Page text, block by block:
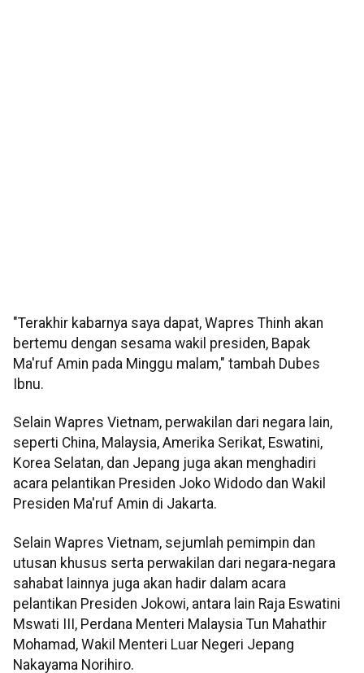
"Terakhir kabarnya saya dapat, Wapres Thinh akan
bertemu dengan sesama wakil presiden, Bapak
Ma'ruf Amin pada Minggu malam," tambah Dubes
Ibnu.
Selain Wapres Vietnam, perwakilan dari negara lain,
seperti China, Malaysia, Amerika Serikat, Eswatini,
Korea Selatan, dan Jepang juga akan menghadiri
acara pelantikan Presiden Joko Widodo dan Wakil
Presiden Ma'ruf Amin di Jakarta.
Selain Wapres Vietnam, sejumlah pemimpin dan
utusan khusus serta perwakilan dari negara-negara
sahabat lainnya juga akan hadir dalam acara
pelantikan Presiden Jokowi, antara lain Raja Eswatini
Mswati III, Perdana Menteri Malaysia Tun Mahathir
Mohamad, Wakil Menteri Luar Negeri Jepang
Nakayama Norihiro.